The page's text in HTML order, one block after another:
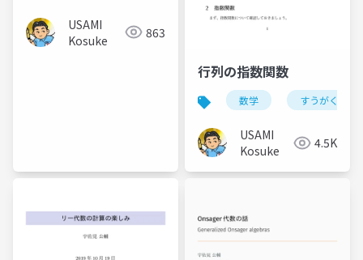
USAMI
Kosuke
863
行列の指数関数
数学 すうがく徒の
USAMI
Kosuke
4.5K